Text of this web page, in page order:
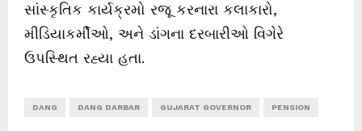
સાંસ્કૃતિક કાર્યક્રમો રજૂ કરનારા કલાકારો,
મીડિયાકર્મીઓ, અને ડાંગના દરબારીઓ વિગેરે
ઉપસ્થિત રહ્યા હતા.
DANG DANG DARBAR GUJARAT GOVERNOR PENSION